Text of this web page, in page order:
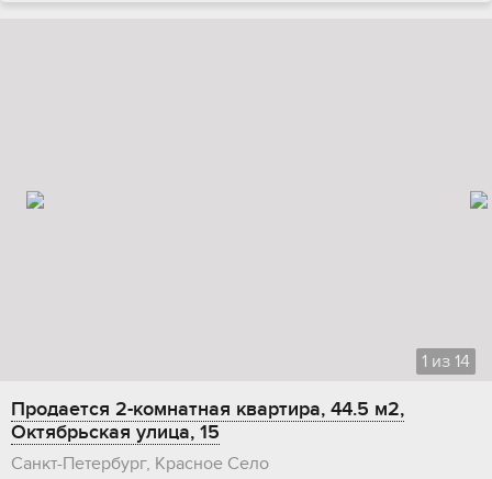
1 из 14
Продается 2-комнатная квартира, 44.5 м2,
Октябрьская улица, 15
Санкт-Петербург, Красное Село